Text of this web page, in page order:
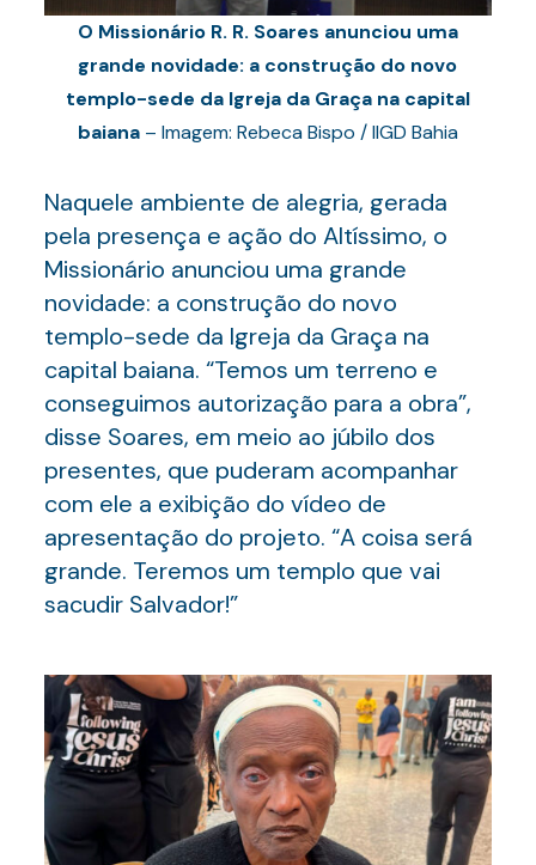
O Missionário R. R. Soares anunciou uma
grande novidade: a construção do novo
templo-sede da Igreja da Graça na capital
baiana– Imagem: Rebeca Bispo / IIGD Bahia
Naquele ambiente de alegria, gerada
pela presença e ação do Altíssimo, o
Missionário anunciou uma grande
novidade: a construção do novo
templo-sede da Igreja da Graça na
capital baiana. “Temos um terreno e
conseguimos autorização para a obra”,
disse Soares, em meio ao júbilo dos
presentes, que puderam acompanhar
com ele a exibição do vídeo de
apresentação do projeto. “A coisa será
grande. Teremos um templo que vai
sacudir Salvador!”